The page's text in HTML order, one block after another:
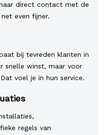
direct contact met de
even fijner.
bij tevreden klanten in
snelle winst, maar voor
voel je in hun service.
regels van